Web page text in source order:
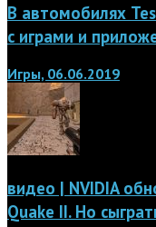
В автомобилях
с играми и
Игры, 06.06.2019
видео | NVIDIA
Quake II. Но